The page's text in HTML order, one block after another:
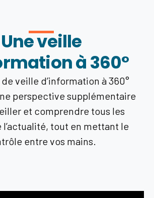
Une veille
à 360°
veille d’information à 360°
perspective supplémentaire
et comprendre tous les
l’actualité, tout en mettant le
entre vos mains.